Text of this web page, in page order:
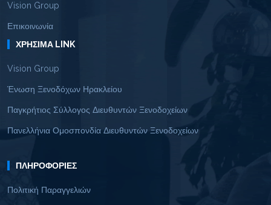
Vision Group
Επικοινωνία
ΧΡΉΣΙΜΑ LINK
Vision Group
Ένωση Ξενοδόχων Ηρακλείου
Παγκρήτιος Σύλλογος Διευθυντών Ξενοδοχείων
Πανελλήνια Ομοσπονδία Διευθυντών Ξενοδοχείων
ΠΛΗΡΟΦΟΡΊΕΣ
Πολιτική Παραγγελιών